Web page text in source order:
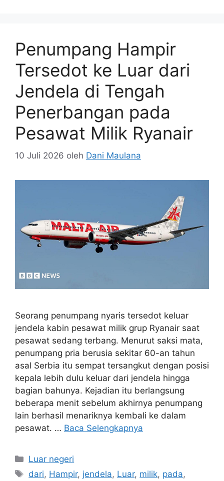
Penumpang Hampir
Tersedot ke Luar dari
Jendela di Tengah
Penerbangan pada
Pesawat Milik Ryanair
10 Juli 2026 oleh Dani Maulana
Seorang penumpang nyaris tersedot keluar
jendela kabin pesawat milik grup Ryanair saat
pesawat sedang terbang. Menurut saksi mata,
penumpang pria berusia sekitar 60-an tahun
asal Serbia itu sempat tersangkut dengan posisi
kepala lebih dulu keluar dari jendela hingga
bagian bahunya. Kejadian itu berlangsung
beberapa menit sebelum akhirnya penumpang
lain berhasil menariknya kembali ke dalam
pesawat. … Baca Selengkapnya
Kategori
Luar negeri
Tag
dari, Hampir, jendela, Luar, milik, pada,